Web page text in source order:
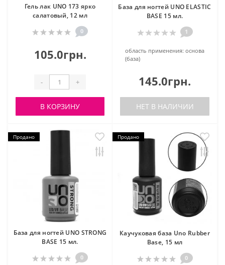
Гель лак UNO 173 ярко
салатовый, 12 мл
0
105.0грн.
- +
В КОРЗИНУ
База для ногтей UNO ELASTIC
BASE 15 мл.
1
область применения: основа
(база)
145.0грн.
НЕТ В НАЛИЧИИ
Продано
База для ногтей UNO STRONG
BASE 15 мл.
0
Продано
Каучуковая база Uno Rubber
Base, 15 мл
0